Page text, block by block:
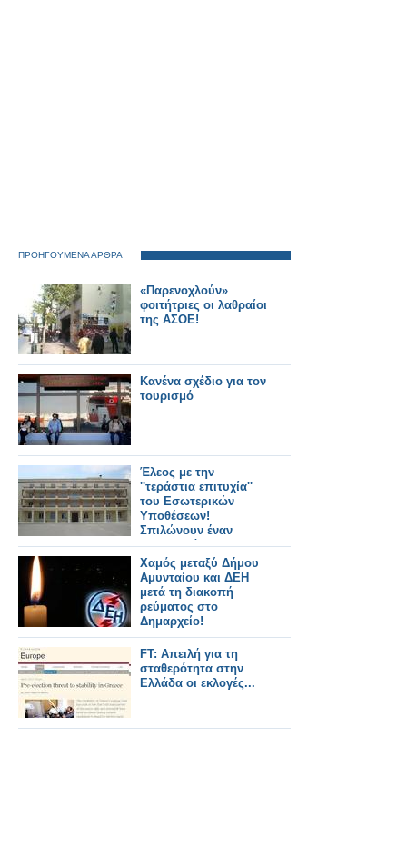
ΠΡΟΗΓΟΥΜΕΝΑ ΑΡΘΡΑ
«Παρενοχλούν»
φοιτήτριες οι λαθραίοι
της ΑΣΟΕ!
Κανένα σχέδιο για τον
τουρισμό
Έλεος με την
''τεράστια επιτυχία''
του Εσωτερικών
Υποθέσεων!
Σπιλώνουν έναν
οικογενειάρχη
αστυνομικό με
επιτυχίες
Χαμός μεταξύ Δήμου
Αμυνταίου και ΔΕΗ
μετά τη διακοπή
ρεύματος στο
Δημαρχείο!
FT: Απειλή για τη
σταθερότητα στην
Ελλάδα οι εκλογές...